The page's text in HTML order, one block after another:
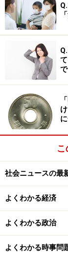
調に遂行でき
工場に出向した
進出を支援した
筆者は、1990
様子を間近で見
国内に残ってい
が、個々の部品
していた。そ
に応じられな
なくされていく
そして、系列下
工場の生産に見
贅沢な暮らし
ていれば食べ
社会ニュースの最
よくわかる経済
よくわかる政治
よくわかる時事問